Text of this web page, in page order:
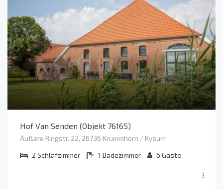
Hof Van Senden (Objekt 76165)
Äußere Ringstr. 22, 26736 Krummhörn / Rysum
2 Schlafzimmer 1 Badezimmer 6 Gäste